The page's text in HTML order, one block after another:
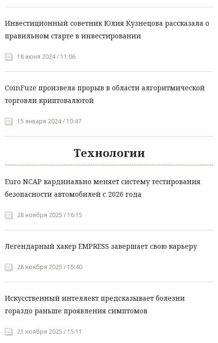
Инвестиционный советник Юлия Кузнецова рассказала о
правильном старте в инвестировании
18 июня 2024 / 11:06
CoinFuze произвела прорыв в области алгоритмической
торговли криптовалютой
15 января 2024 / 10:47
Технологии
Euro NCAP кардинально меняет систему тестирования
безопасности автомобилей с 2026 года
28 ноября 2025 / 16:15
Легендарный хакер EMPRESS завершает свою карьеру
28 ноября 2025 / 15:40
Искусственный интеллект предсказывает болезни
гораздо раньше проявления симптомов
21 ноября 2025 / 15:11